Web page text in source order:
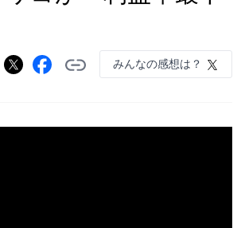
みんなの感想は？